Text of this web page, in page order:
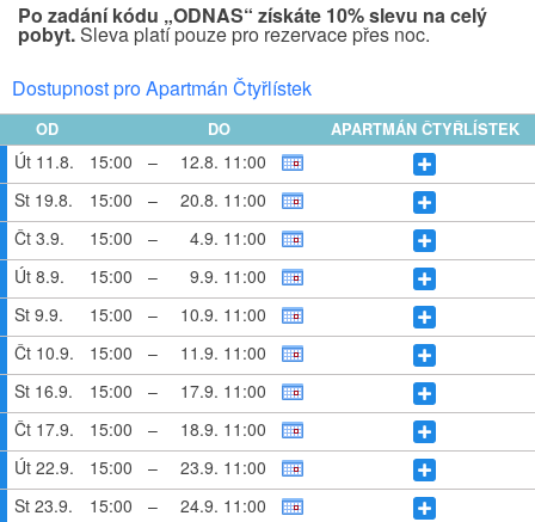
Po zadání kódu „ODNAS“ získáte 10% slevu na celý
pobyt.Sleva platí pouze pro rezervace přes noc.
Dostupnost pro Apartmán Čtyřlístek
OD DO APARTMÁN ČTYŘLÍSTEK
Út 11.8. 15:00 –
12.8. 11:00
St 19.8.
15:00 –
20.8. 11:00
Čt 3.9.
15:00 –
4.9. 11:00
Út 8.9.
15:00 –
9.9. 11:00
St 9.9.
15:00 –
10.9. 11:00
Čt 10.9.
15:00 –
11.9. 11:00
St 16.9.
15:00 –
17.9. 11:00
Čt 17.9.
15:00 –
18.9. 11:00
Út 22.9.
15:00 –
23.9. 11:00
St 23.9.
15:00 – 24.9. 11:00